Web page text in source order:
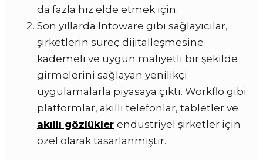
da fazla hız elde etmek için.
Son yıllarda Intoware gibi sağlayıcılar,
şirketlerin süreç dijitalleşmesine
kademeli ve uygun maliyetli bir şekilde
girmelerini sağlayan yenilikçi
uygulamalarla piyasaya çıktı. Workflo gibi
platformlar, akıllı telefonlar, tabletler ve
akıllı gözlükler endüstriyel şirketler için
özel olarak tasarlanmıştır.